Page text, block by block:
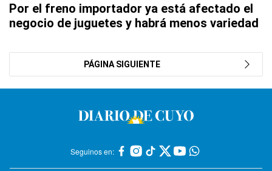
Por el freno importador ya está afectado el
negocio de juguetes y habrá menos variedad
PÁGINA SIGUIENTE
Seguinos en: